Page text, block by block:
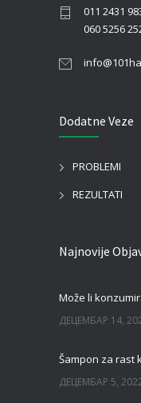
011 2431
060 5256
Dodatne Veze
PROBLEMI
REZULTATI
Najnovije
Može li
ДЕЦЕМБАР 14,
Šampon za rast
ДЕЦЕМБАР 5,